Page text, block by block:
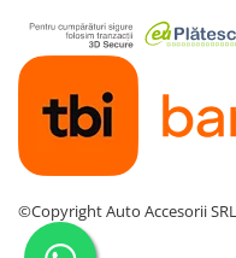
©Copyright Auto Accesorii